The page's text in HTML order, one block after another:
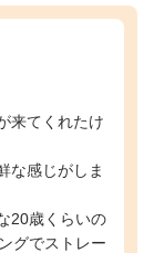
来てくれたけ
な感じがしま
20歳くらいの
グでストレー